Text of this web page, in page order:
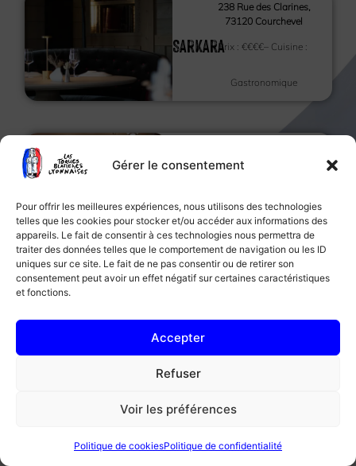
Gérer le consentement
Pour offrir les meilleures expériences, nous utilisons des technologies
telles que les cookies pour stocker et/ou accéder aux informations des
appareils. Le fait de consentir à ces technologies nous permettra de
traiter des données telles que le comportement de navigation ou les ID
uniques sur ce site. Le fait de ne pas consentir ou de retirer son
consentement peut avoir un effet négatif sur certaines caractéristiques
et fonctions.
Accepter
Refuser
Voir les préférences
Politique de cookiesPolitique de confidentialité
Sarkara
238 Rue des Clarines,
73120 Courchevel
Prix :€€€€– Cuisine :
Gastronomique
Le
Bretagne, 69006
Bistronomique
Neuvième
Art
Café
Chambéry